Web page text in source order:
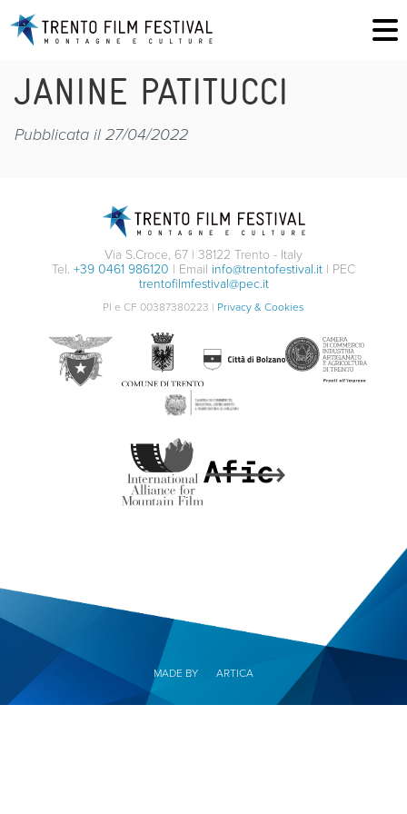
JANINE PATITUCCI
Pubblicata il 27/04/2022
Via S.Croce, 67 | 38122 Trento - Italy
Tel. +39 0461 986120 | Email info@trentofestival.it | PEC
trentofilmfestival@pec.it
PI e CF 00387380223 | Privacy & Cookies
MADE BY ARTICA